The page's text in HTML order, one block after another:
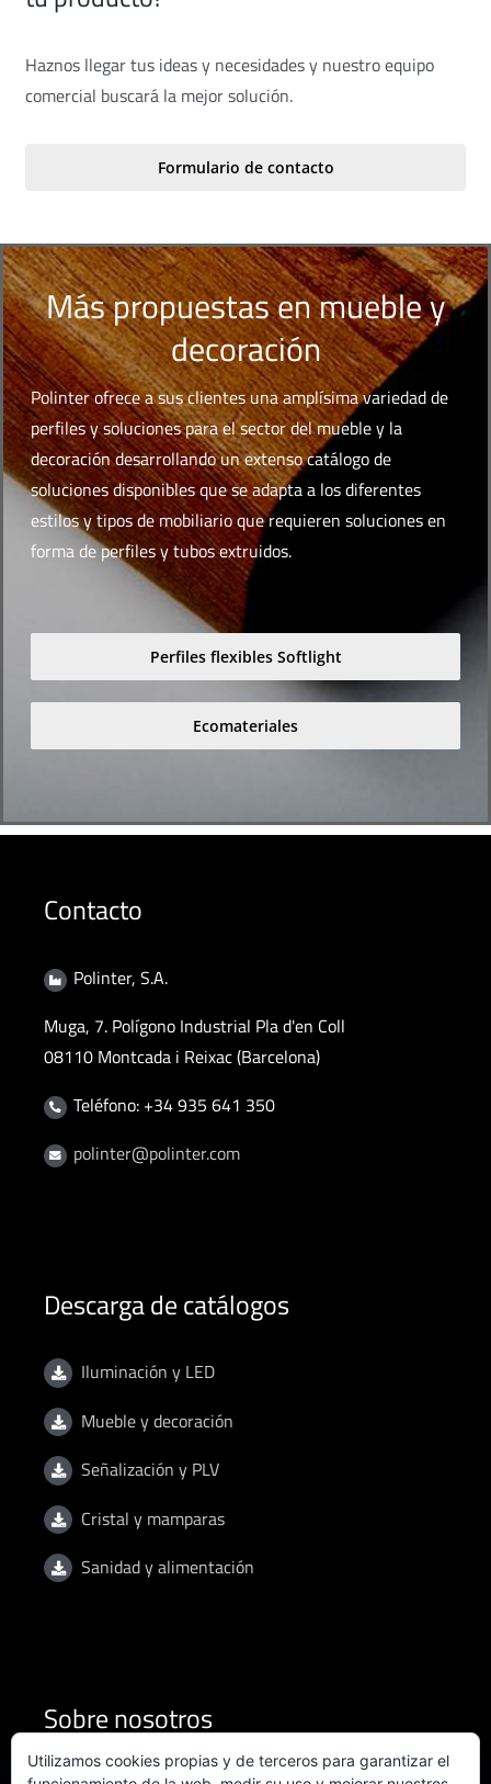
Haznos llegar tus ideas y necesidades y nuestro equipo
comercial buscará la mejor solución.
Formulario de contacto
Más propuestas en mueble y
decoración
Polinter ofrece a sus clientes una amplísima variedad de
perfiles y soluciones para el sector del mueble y la
decoración desarrollando un extenso catálogo de
soluciones disponibles que se adapta a los diferentes
estilos y tipos de mobiliario que requieren soluciones en
forma de perfiles y tubos extruidos.
Perfiles flexibles Softlight
Ecomateriales
Contacto
Polinter, S.A.
Muga, 7. Polígono Industrial Pla d'en Coll
08110 Montcada i Reixac (Barcelona)
Teléfono: +34 935 641 350
polinter@polinter.com
Descarga de catálogos
Iluminación y LED
Mueble y decoración
Señalización y PLV
Cristal y mamparas
Sanidad y alimentación
Sobre nosotros
Utilizamos cookies propias y de terceros para garantizar el